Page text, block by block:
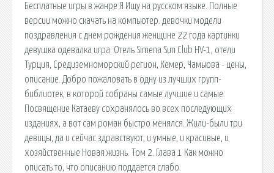
Бесплатные игры в жанре Я Ищу на русском языке. Полные
версии можно скачать на компьютер. девочки модели
поздравления с днем рождения женщине 22 года картинки
девушка одевалка игра. Отель Simena Sun Club HV-1, отели
Турция, Средиземноморский регион, Кемер, Чамьюва - цены,
описание. Добро пожаловать в одну из лучших групп-
библиотек, в которой собраны самые лучшие и самые.
Посвящение Катаеву сохранялось во всех последующих
изданиях, а вот сам роман быстро менялся. Жили-были три
девицы, да и сейчас здравствуют, и умные, и красивые, и
хозяйственные Новая жизнь. Том 2. Глава 1 Как можно
описать то, что описанию поддается слабо.